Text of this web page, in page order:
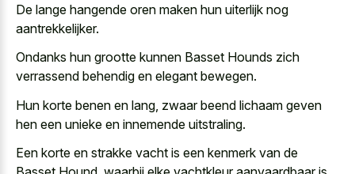
De lange hangende oren maken hun uiterlijk nog
aantrekkelijker.
Ondanks hun grootte kunnen Basset Hounds zich
verrassend behendig en elegant bewegen.
Hun korte benen en lang, zwaar beend lichaam geven
hen een unieke en innemende uitstraling.
Een korte en strakke vacht is een kenmerk van de